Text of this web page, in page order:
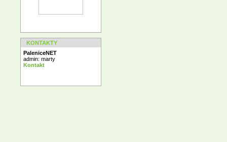
KONTAKTY
PaleniceNET
admin: marty
Kontakt